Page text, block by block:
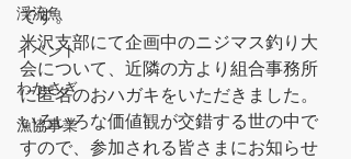
渓流魚
イベント
わかさぎ
漁協事業
です。
米沢支部にて企画中のニジマス釣り大
会について、近隣の方より組合事務所
に匿名のおハガキをいただきました。
いろいろな価値観が交錯する世の中で
すので、参加される皆さまにお知らせ